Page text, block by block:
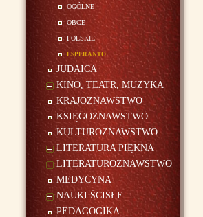
ogólne
obce
polskie
esperanto
JUDAICA
KINO, TEATR, MUZYKA
KRAJOZNAWSTWO
KSIĘGOZNAWSTWO
KULTUROZNAWSTWO
LITERATURA PIĘKNA
LITERATUROZNAWSTWO
MEDYCYNA
NAUKI ŚCISŁE
PEDAGOGIKA